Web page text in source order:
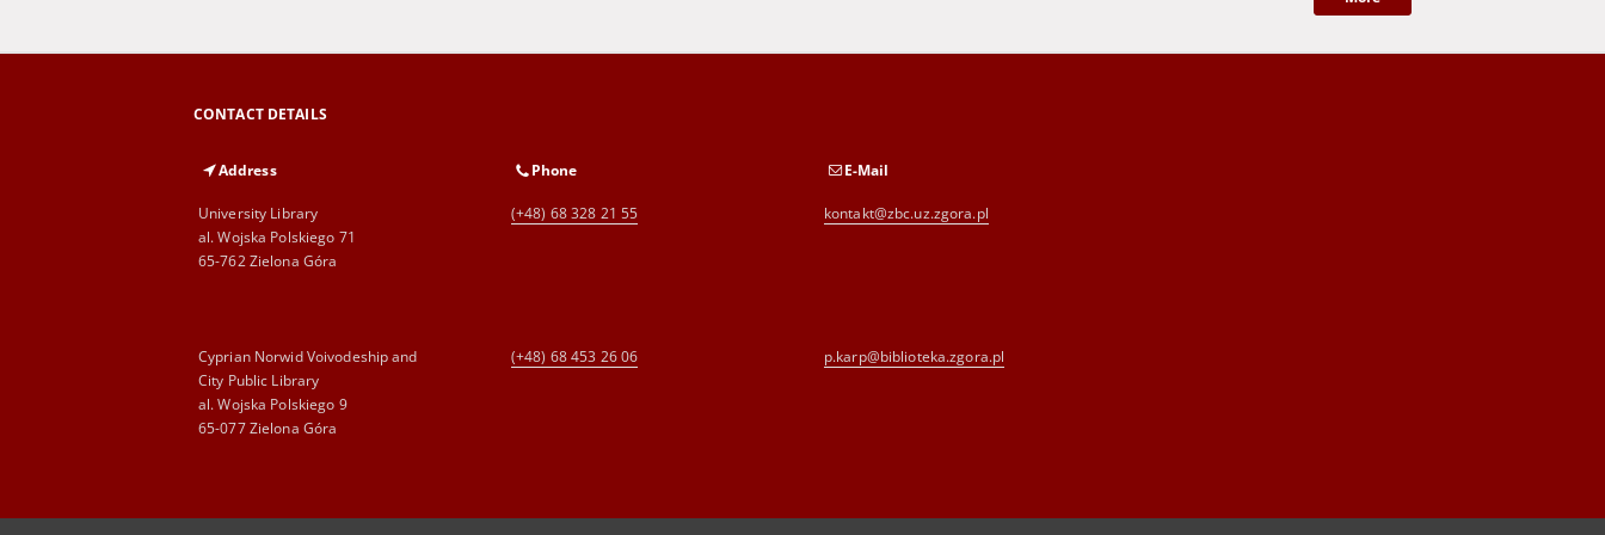
CONTACT DETAILS
Address
University Library
al. Wojska Polskiego 71
65-762 Zielona Góra
Phone
(+48) 68 328 21 55
E-Mail
kontakt@zbc.uz.zgora.pl
Cyprian Norwid Voivodeship and
City Public Library
al. Wojska Polskiego 9
65-077 Zielona Góra
(+48) 68 453 26 06 p.karp@biblioteka.zgora.pl